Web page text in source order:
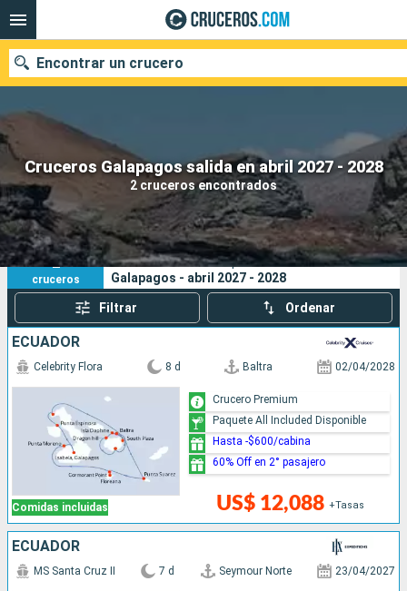
Cruceros Galapagos salida en abril 2027 - 2028
2 cruceros encontrados
Encontrar un crucero
Nuestros destinos
Fecha de salida
Puertos Compañías
Buscar
2
cruceros
Sus criterios de búsqueda:
Galapagos - abril 2027 - 2028
Filtrar Ordenar
ECUADOR
Comidas incluidas
Celebrity Flora 8 d Baltra 02/04/2028
US$ 12,088 +Tasas
Crucero Premium
Paquete All Included Disponible
Hasta -$600/cabina
60% Off en 2° pasajero
ECUADOR
MS Santa Cruz II 7 d Seymour Norte 23/04/2027